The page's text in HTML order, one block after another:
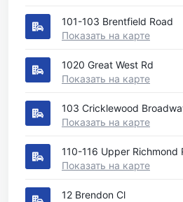
101-103 Brentfield Road
Показать на карте
1020 Great West Rd
Показать на карте
103 Cricklewood
Показать на карте
110-116 Upper Richmond
Показать на карте
12 Brendon Cl